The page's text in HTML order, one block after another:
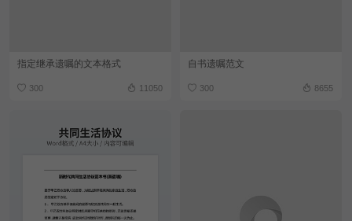
指定继承遗嘱的文本格式
300 11050
自书遗嘱范文
300 8655